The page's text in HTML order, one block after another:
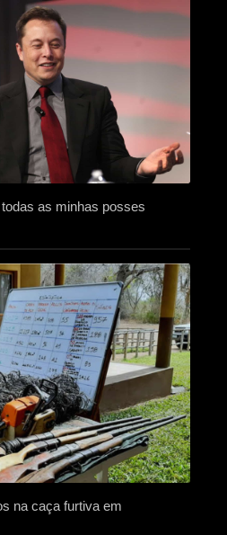
as minhas posses
na caça furtiva em